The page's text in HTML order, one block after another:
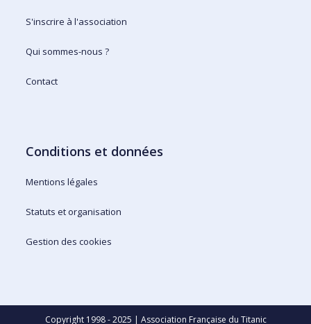
S'inscrire à l'association
Qui sommes-nous ?
Contact
Conditions et données
Mentions légales
Statuts et organisation
Gestion des cookies
Copyright 1998 - 2025 | Association Française du Titanic